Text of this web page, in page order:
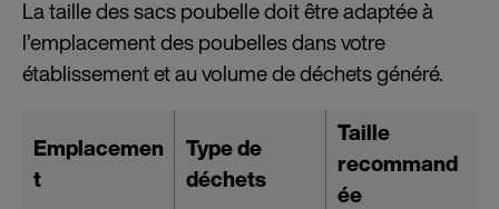
La taille des sacs poubelle doit être adaptée à
l’emplacement des poubelles dans votre
établissement et au volume de déchets généré.
Emplacemen
t
Type de
déchets
Taille
recommand
ée